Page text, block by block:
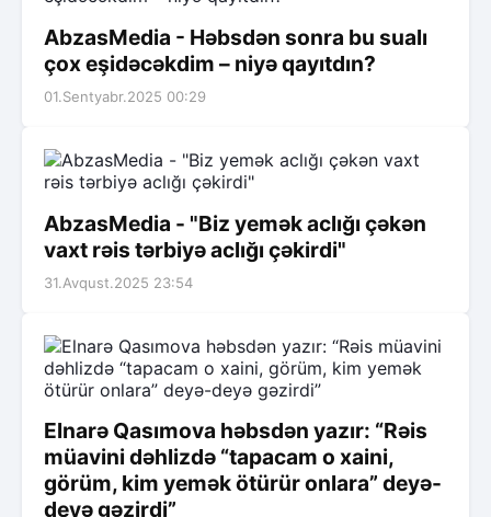
AbzasMedia - Həbsdən sonra bu sualı
çox eşidəcəkdim – niyə qayıtdın?
01.Sentyabr.2025 00:29
AbzasMedia - "Biz yemək aclığı çəkən
vaxt rəis tərbiyə aclığı çəkirdi"
31.Avqust.2025 23:54
Elnarə Qasımova həbsdən yazır: “Rəis
müavini dəhlizdə “tapacam o xaini,
görüm, kim yemək ötürür onlara” deyə-
deyə gəzirdi”